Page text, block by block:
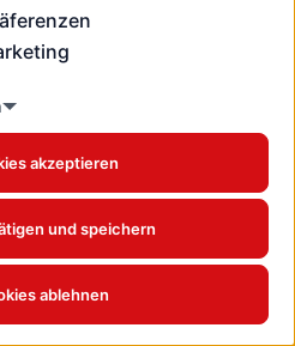
akzeptieren
und speichern
ablehnen